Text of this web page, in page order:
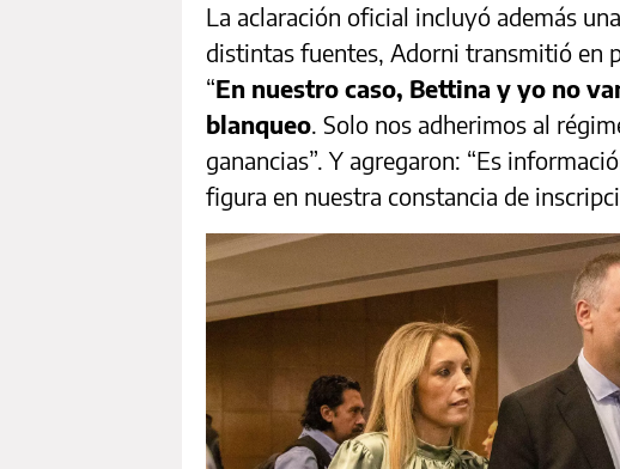
La aclaración oficial incluyó además
distintas fuentes, Adorni transmitió en
“En nuestro caso, Bettina y yo no
blanqueo. Solo nos adherimos al
ganancias”. Y agregaron: “Es
figura en nuestra constancia de